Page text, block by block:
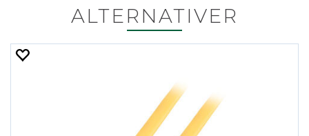
ALTERNATIVER